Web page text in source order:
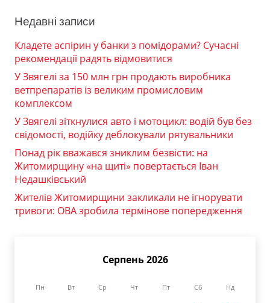
Недавні записи
Кладете аспірин у банки з помідорами? Сучасні
рекомендації радять відмовитися
У Звягелі за 150 млн грн продають виробника
ветпрепаратів із великим промисловим
комплексом
У Звягелі зіткнулися авто і мотоцикл: водій був без
свідомості, водійку деблокували рятувальники
Понад рік вважався зниклим безвісти: на
Житомирщину «на щиті» повертається Іван
Недашківський
Жителів Житомирщини закликали не ігнорувати
тривоги: ОВА зробила термінове попередження
Серпень 2026
Пн Вт Ср Чт Пт Сб Нд